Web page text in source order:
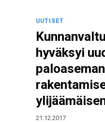
UUTISET
hyväksyi
paloaseman
21.12.2017